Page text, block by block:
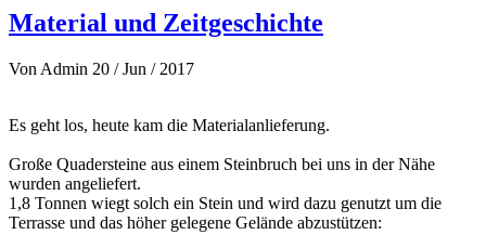
Material und Zeitgeschichte
Von Admin 20 / Jun / 2017
Es geht los, heute kam die Materialanlieferung.
Große Quadersteine aus einem Steinbruch bei uns in der Nähe
wurden angeliefert.
1,8 Tonnen wiegt solch ein Stein und wird dazu genutzt um die
Terrasse und das höher gelegene Gelände abzustützen: